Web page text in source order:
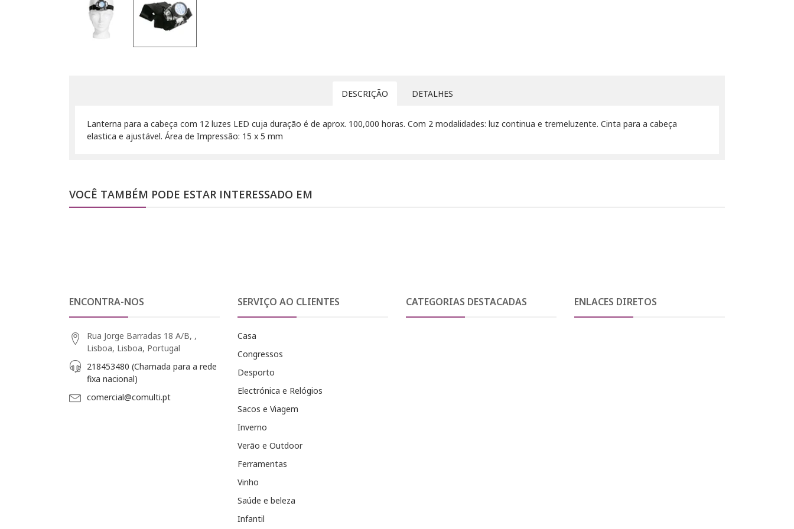
DESCRIÇÃO DETALHES
Lanterna para a cabeça com 12 luzes LED cuja duração é de aprox. 100,000 horas. Com 2 modalidades: luz continua e tremeluzente. Cinta para a cabeça
elastica e ajustável. Área de Impressão: 15 x 5 mm
VOCÊ TAMBÉM PODE ESTAR INTERESSADO EM
ENCONTRA-NOS
Rua Jorge Barradas 18 A/B, ,
Lisboa, Lisboa, Portugal
218453480 (Chamada para a rede
fixa nacional)
comercial@comulti.pt
SERVIÇO AO CLIENTES
Casa
Congressos
Desporto
Electrónica e Relógios
Sacos e Viagem
Inverno
Verão e Outdoor
Ferramentas
Vinho
Saúde e beleza
Infantil
CATEGORIAS DESTACADAS ENLACES DIRETOS